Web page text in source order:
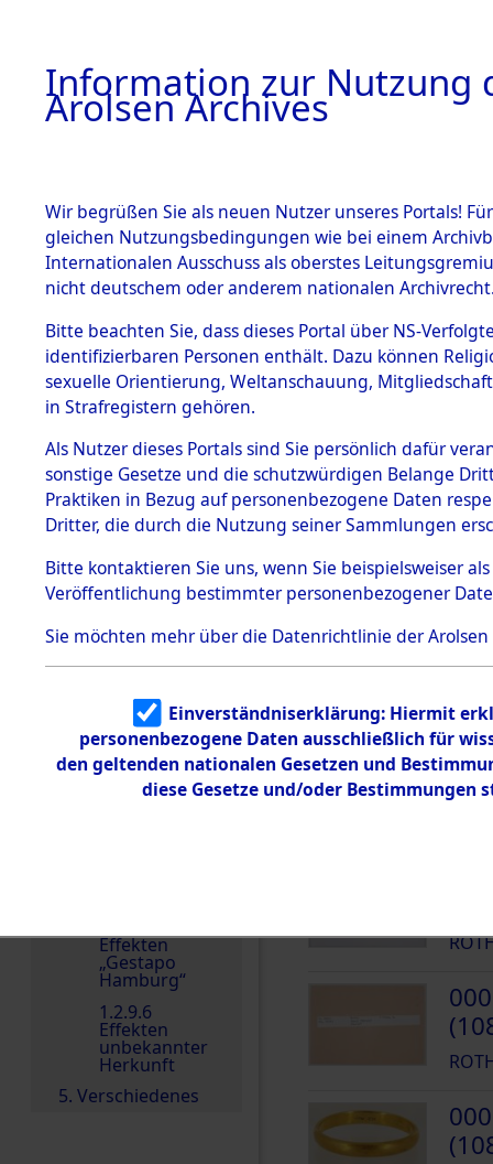
BESTÄNDE
1.
Inhaftierungsdoku
mente
1.2.9 Beim ITS
verwahrte
1.2.9.1
Effekten aus
dem KZ
Dachau
Effekten aus
dem KZ
Dachau,
Landesentsch
ädigungsamt
Effekten aus
dem KZ
Neuengamm
e
Dokument
Effekten
„Gestapo
Hamburg“
1.2.9.6
Effekten
unbekannter
Herkunft
5. Verschiedenes
3Akten
JOSEF
Weitere Angaben
Die Personalien des
wurden nach der
Inventarisierung und
Nachforschungen
Namensvarianten
26213
Information zur Nutzung
Arolsen Archives
Wir begrüßen Sie als neuen Nutzer unseres Portals!
gleichen Nutzungsbedingungen wie bei einem
Internationalen Ausschuss als oberstes
nicht deutschem oder anderem nationalen
Bitte beachten Sie, dass dieses Portal über NS-
identifizierbaren Personen enthält. Dazu können
sexuelle Orientierung, Weltanschauung,
in Strafregistern gehören.
Als Nutzer dieses Portals sind Sie persönlich dafür
sonstige Gesetze und die schutzwürdigen Belange
Praktiken in Bezug auf personenbezogene Daten
Dritter, die durch die Nutzung seiner Sammlungen
Bitte kontaktieren Sie uns, wenn Sie beispielsweiser
Veröffentlichung bestimmter personenbezogener
Sie möchten mehr über die Datenrichtlinie der Arolsen
Einverständniserklärung: Hiermit
personenbezogene Daten ausschließlich für
den geltenden nationalen Gesetzen und
diese Gesetze und/oder Bestimmungen